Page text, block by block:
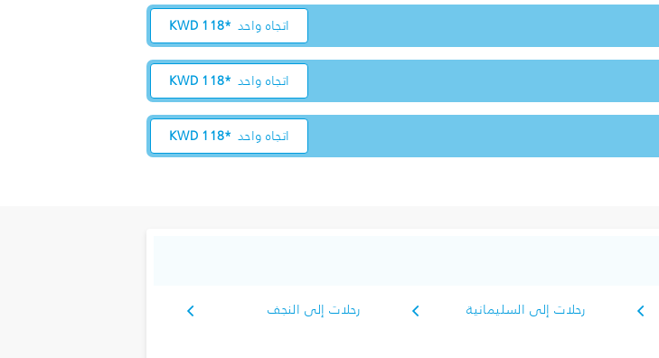
اتجاه واحد KWD 118*
اتجاه واحد KWD 118*
اتجاه واحد KWD 118*
رحلات إلى السليمانية‎
رحلات إلى النجف